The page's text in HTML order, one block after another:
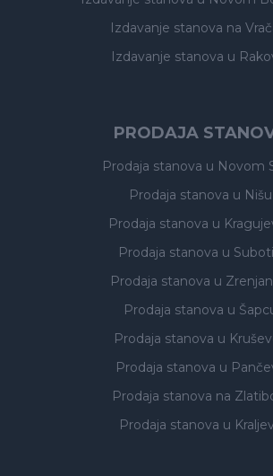
Izdavanje stanova na
Izdavanje stanova u
PRODAJA
Prodaja stanova u Novom
Prodaja stanova u Nišu
Prodaja stanova u
Prodaja stanova u
Prodaja stanova u
Prodaja stanova u
Prodaja stanova u
Prodaja stanova u
Prodaja stanova na
Prodaja stanova u